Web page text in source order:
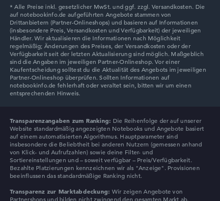
Lenovo V
Transparenzangaben zum Ranking: Die Reihenfolge der auf unserer
Website standardmäßig angezeigten Notebooks und Angebote basiert
auf einem automatisierten Algorithmus. Hauptparameter sind
insbesondere die Beliebtheit bei anderen Nutzern (gemessen anhand
von Klick- und Aufrufzahlen) sowie deine Filter- und
Sortiereinstellungen und – soweit verfügbar – Preis/Verfügbarkeit.
Bezahlte Platzierungen kennzeichnen wir als "Anzeige". Provisionen
beeinflussen das standardmäßige Ranking nicht.
Transparenz zur Marktabdeckung: Wir zeigen Angebote von
Partnershops und bilden nicht zwingend den gesamten Markt ab.